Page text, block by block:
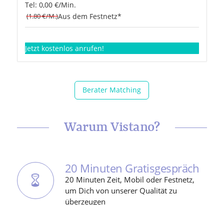
Tel: 0,00 €/Min.
(1.80 €/M.)Aus dem Festnetz*
Jetzt kostenlos anrufen!
Berater Matching
Warum Vistano?
20 Minuten Gratisgespräch
20 Minuten Zeit, Mobil oder Festnetz,
um Dich von unserer Qualität zu
überzeugen